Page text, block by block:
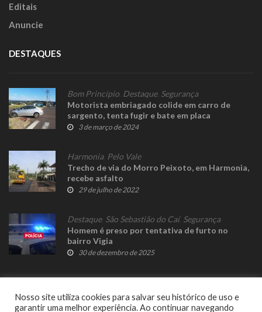
Editais
Anuncie
DESTAQUES
Bom Princípio Destaque, Segurança
Motorista embriagado colide em carro de
sargento, tenta fugir e bate em placa
3 de março de 2024
Harmonia, Pelo Vale
Trecho de via do Morro Peixoto, em Harmonia,
recebe asfalto
29 de julho de 2022
Destaque, São Sebastião do Caí, Segurança
Homem é preso por tentativa de furto no
bairro Vigia
30 de dezembro de 2025
Nosso site utiliza cookies para salvar seu histórico de uso e
garantir uma melhor experiência. Ao continuar navegando